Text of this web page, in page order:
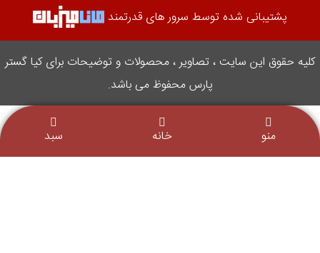
پشتیبانی شده توسط سرور های قدرتمند
کلیه حقوق این سایت ، تصاویر ، محصولات و توضیحات برای کیا گستر
پارس محفوظ می باشد.
منو خانه سبد